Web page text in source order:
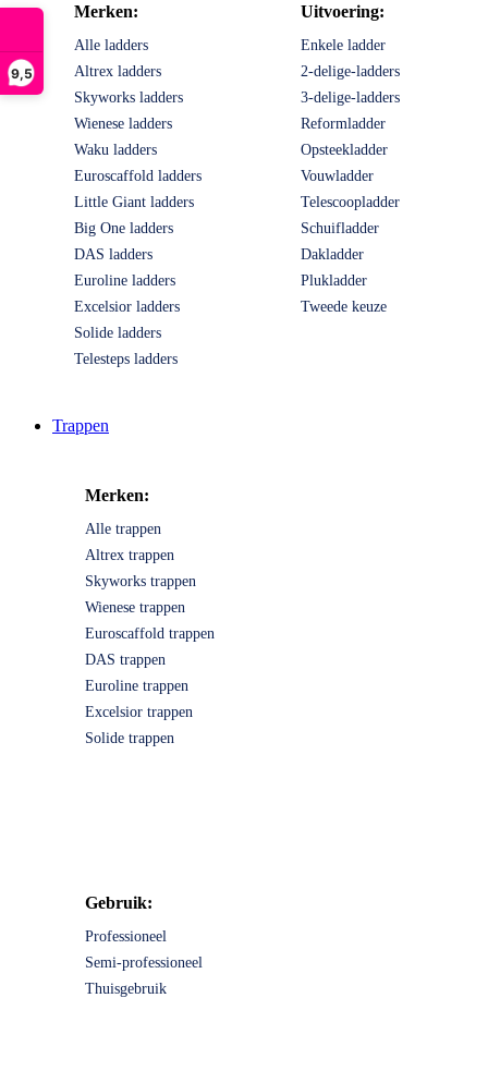
9,5
Merken:
Alle ladders
Altrex ladders
Skyworks ladders
Wienese ladders
Waku ladders
Euroscaffold ladders
Little Giant ladders
Big One ladders
DAS ladders
Euroline ladders
Excelsior ladders
Solide ladders
Telesteps ladders
Uitvoering:
Enkele ladder
2-delige-ladders
3-delige-ladders
Reformladder
Opsteekladder
Vouwladder
Telescoopladder
Schuifladder
Dakladder
Plukladder
Tweede keuze
Trappen
Merken:
Alle trappen
Altrex trappen
Skyworks trappen
Wienese trappen
Euroscaffold trappen
DAS trappen
Euroline trappen
Excelsior trappen
Solide trappen
Gebruik:
Professioneel
Semi-professioneel
Thuisgebruik